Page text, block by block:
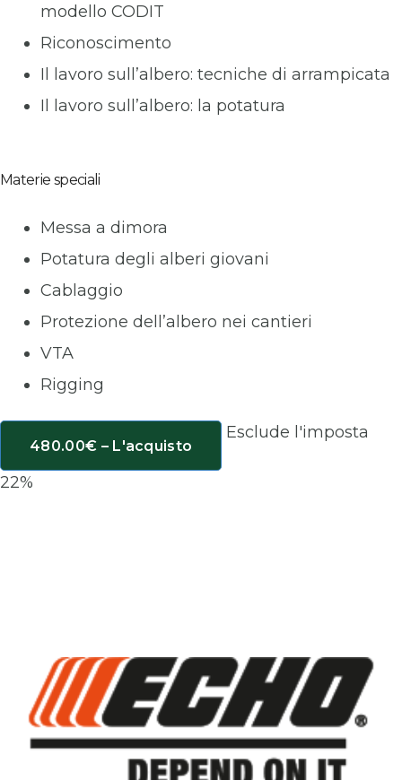
modello CODIT
Riconoscimento
Il lavoro sull’albero: tecniche di arrampicata
Il lavoro sull’albero: la potatura
Materie speciali
Messa a dimora
Potatura degli alberi giovani
Cablaggio
Protezione dell’albero nei cantieri
VTA
Rigging
480.00€ – L'acquisto
Esclude l'imposta
22%